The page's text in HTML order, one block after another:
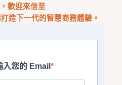
歡迎來信至
造下一代的智慧商務體驗。
您的 Email